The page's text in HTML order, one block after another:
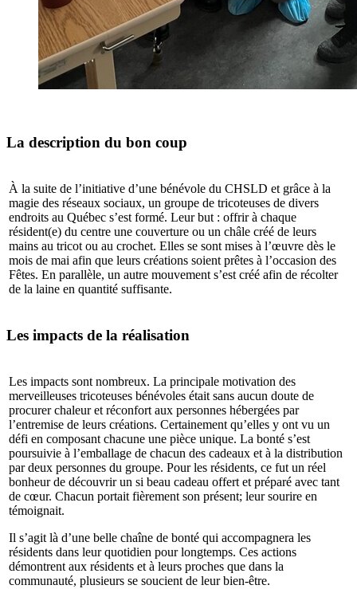
La description du bon coup
À la suite de l’initiative d’une bénévole du CHSLD et grâce à la
magie des réseaux sociaux, un groupe de tricoteuses de divers
endroits au Québec s’est formé. Leur but : offrir à chaque
résident(e) du centre une couverture ou un châle créé de leurs
mains au tricot ou au crochet. Elles se sont mises à l’œuvre dès le
mois de mai afin que leurs créations soient prêtes à l’occasion des
Fêtes. En parallèle, un autre mouvement s’est créé afin de récolter
de la laine en quantité suffisante.
Les impacts de la réalisation
Les impacts sont nombreux. La principale motivation des
merveilleuses tricoteuses bénévoles était sans aucun doute de
procurer chaleur et réconfort aux personnes hébergées par
l’entremise de leurs créations. Certainement qu’elles y ont vu un
défi en composant chacune une pièce unique. La bonté s’est
poursuivie à l’emballage de chacun des cadeaux et à la distribution
par deux personnes du groupe. Pour les résidents, ce fut un réel
bonheur de découvrir un si beau cadeau offert et préparé avec tant
de cœur. Chacun portait fièrement son présent; leur sourire en
témoignait.
Il s’agit là d’une belle chaîne de bonté qui accompagnera les
résidents dans leur quotidien pour longtemps. Ces actions
démontrent aux résidents et à leurs proches que dans la
communauté, plusieurs se soucient de leur bien-être.